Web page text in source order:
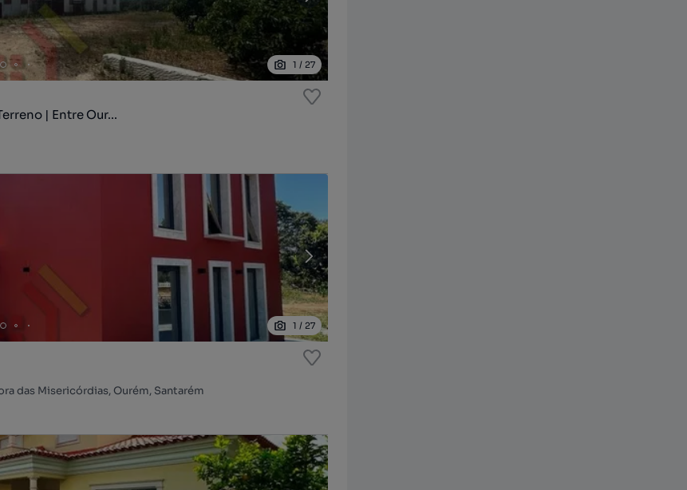
1 / 27
| Entre Our...
1 / 27
das Misericórdias, Ourém, Santarém